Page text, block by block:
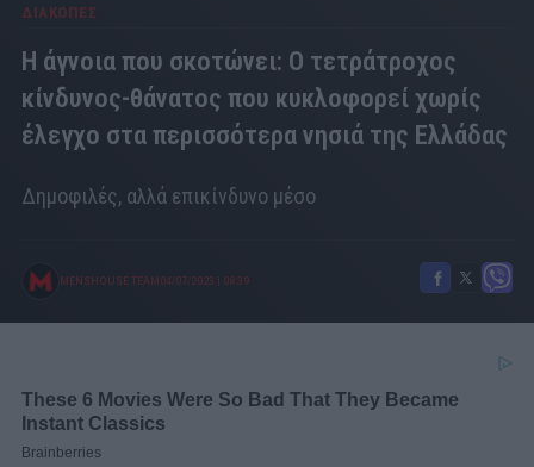
ΔΙΑΚΟΠΕΣ
Η άγνοια που σκοτώνει: Ο τετράτροχος
κίνδυνος-θάνατος που κυκλοφορεί χωρίς
έλεγχο στα περισσότερα νησιά της Ελλάδας
Δημοφιλές, αλλά επικίνδυνο μέσο
MENSHOUSE TEAM 04/07/2023 08:39